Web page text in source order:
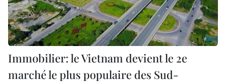
Immobilier: le Vietnam devient le 2e
marché le plus populaire des Sud-